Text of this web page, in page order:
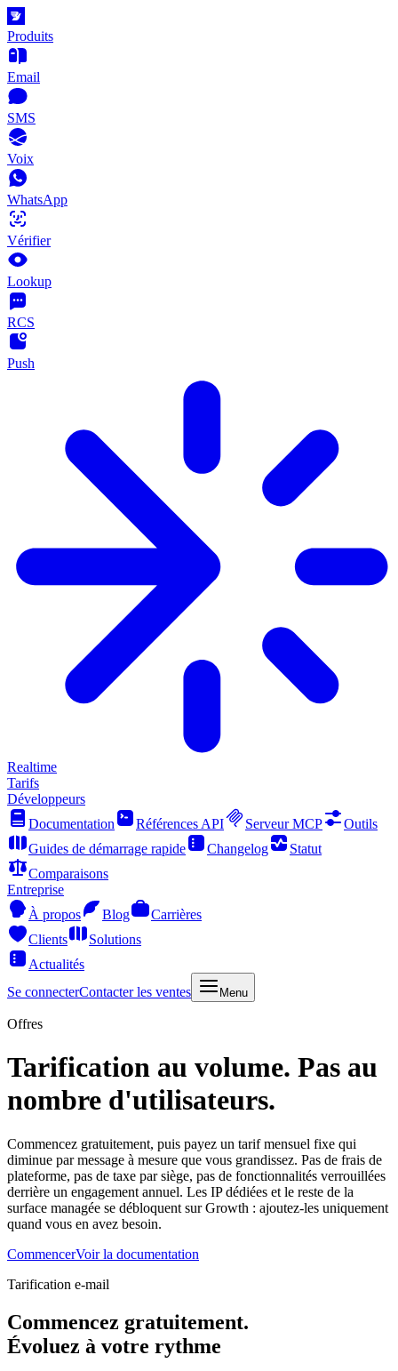
Produits
Email
SMS
Voix
WhatsApp
Vérifier
Lookup
RCS
Push
Realtime
Tarifs
Développeurs
Documentation
Références API Serveur MCP
Outils
Guides de démarrage rapide
Changelog
Statut
Comparaisons
Entreprise
À propos
Blog
Carrières
Clients
Solutions
Actualités
Se connecterContacter les ventes Menu
Offres
Tarification au volume. Pas au
nombre d'utilisateurs.
Commencez gratuitement, puis payez un tarif mensuel fixe qui
diminue par message à mesure que vous grandissez. Pas de frais de
plateforme, pas de taxe par siège, pas de fonctionnalités verrouillées
derrière un engagement annuel. Les IP dédiées et le reste de la
surface managée se débloquent sur Growth : ajoutez-les uniquement
quand vous en avez besoin.
CommencerVoir la documentation
Tarification e-mail
Commencez gratuitement.
Évoluez à votre rythme